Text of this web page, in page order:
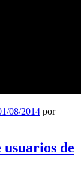
08/2014 por
de